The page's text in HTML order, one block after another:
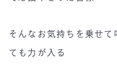
そんなお気持ちを乗せて
ても力が入る